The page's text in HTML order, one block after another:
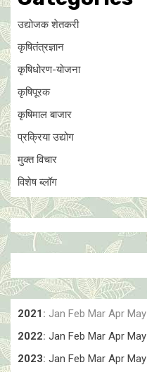
उद्योजक शेतकरी
कृषितंत्रज्ञान
कृषिधोरण-योजना
कृषिपूरक
कृषिमाल बाजार
प्रक्रिया उद्योग
मुक्त विचार
विशेष ब्लॉग
2021 : Jan Feb Mar Apr May
2022: Jan Feb Mar Apr May
2023: Jan Feb Mar Apr May